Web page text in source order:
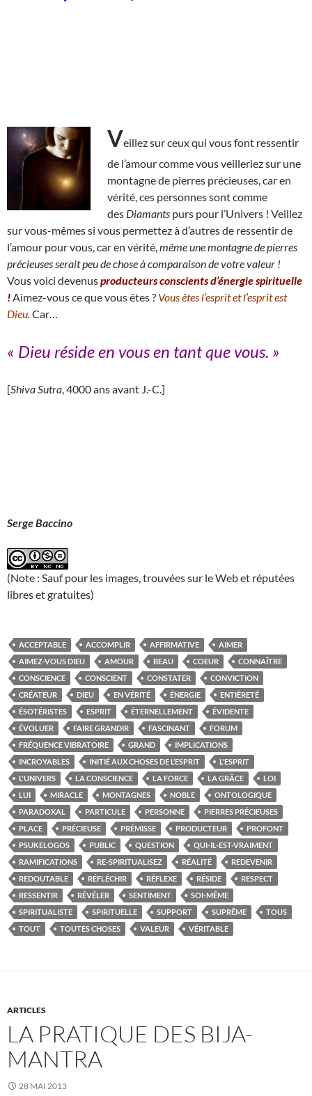
Veillez sur ceux qui vous font ressentir
de l’amour comme vous veilleriez sur une
montagne de pierres précieuses, car en
vérité, ces personnes sont comme
des Diamants purs pour l’Univers ! Veillez
sur vous-mêmes si vous permettez à d’autres de ressentir de
l’amour pour vous, car en vérité, même une montagne de pierres
précieuses serait peu de chose à comparaison de votre valeur !
Vous voici devenusproducteurs conscients d’énergie spirituelle
! Aimez-vous ce que vous êtes ? Vous êtes l’esprit et l’esprit est
Dieu Car…
« Dieu réside en vous en tant que vous. »
[Shiva Sutra , 4000 ans avant J.-C.]
Serge Baccino
(Note : Sauf pour les images, trouvées sur le Web et réputées
libres et gratuites)
ACCEPTABLE ACCOMPLIR AFFIRMATIVE
AIMER
AIMEZ-VOUS DIEU
AMOUR BEAU COEUR
CONNAÎTRE
CONSCIENCE
CONSCIENT CONSTATER
CONVICTION
CRÉATEUR
DIEU EN VÉRITÉ ÉNERGIE
ENTIÈRETÉ
ÉSOTÉRISTES
ESPRIT ÉTERNELLEMENT
ÉVIDENTE
ÉVOLUER
FAIRE GRANDIR FASCINANT
FORUM
FRÉQUENCE VIBRATOIRE
GRAND
IMPLICATIONS
INCROYABLES
INITIÉ AUX CHOSES DE L’ESPRIT
L'ESPRIT
L'UNIVERS
LA CONSCIENCE LA FORCE LA GRÂCE
LOI
LUI
MIRACLE MONTAGNES NOBLE
ONTOLOGIQUE
PARADOXAL
PARTICULE PERSONNE
PIERRES PRÉCIEUSES
PLACE
PRÉCIEUSE PRÉMISSE PRODUCTEUR
PROFONT
PSUKELOGOS
PUBLIC QUESTION
QUI-IL-EST-VRAIMENT
RAMIFICATIONS
RE-SPIRITUALISEZ RÉALITÉ
REDEVENIR
REDOUTABLE
RÉFLÉCHIR RÉFLEXE RÉSIDE
RESPECT
RESSENTIR
RÉVÉLER SENTIMENT
SOI-MÊME
SPIRITUALISTE
SPIRITUELLE SUPPORT SUPRÊME
TOUS
TOUT
TOUTES CHOSES VALEUR VÉRITABLE
ARTICLES
LA PRATIQUE DES BIJA-
MANTRA
28 MAI 2013